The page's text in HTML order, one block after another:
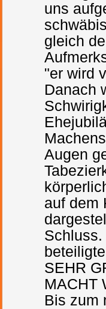
uns
gleich
"er wird
Danach
Augen
auf dem
SEHR
MACHT
Bis zum